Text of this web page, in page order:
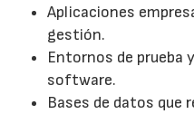
Aplicaciones
gestión.
Entornos de prueba
software.
Bases de datos que